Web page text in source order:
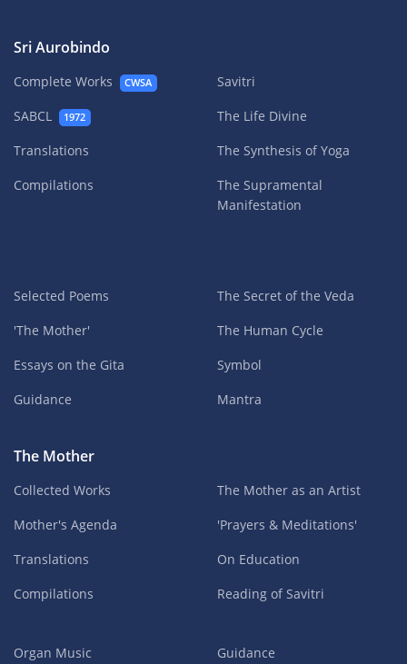
Sri Aurobindo
Complete Works CWSA
SABCL 1972
Translations
Compilations
Savitri
The Life Divine
The Synthesis of Yoga
The Supramental
Manifestation
Selected Poems
'The Mother'
Essays on the Gita
Guidance
The Secret of the Veda
The Human Cycle
Symbol
Mantra
The Mother
Collected Works
Mother's Agenda
Translations
Compilations
The Mother as an Artist
'Prayers & Meditations'
On Education
Reading of Savitri
Organ Music
Guidance